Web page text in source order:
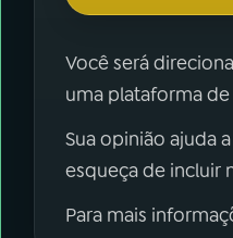
Você será
uma plataforma
Sua opinião ajuda
esqueça de incluir
Para mais